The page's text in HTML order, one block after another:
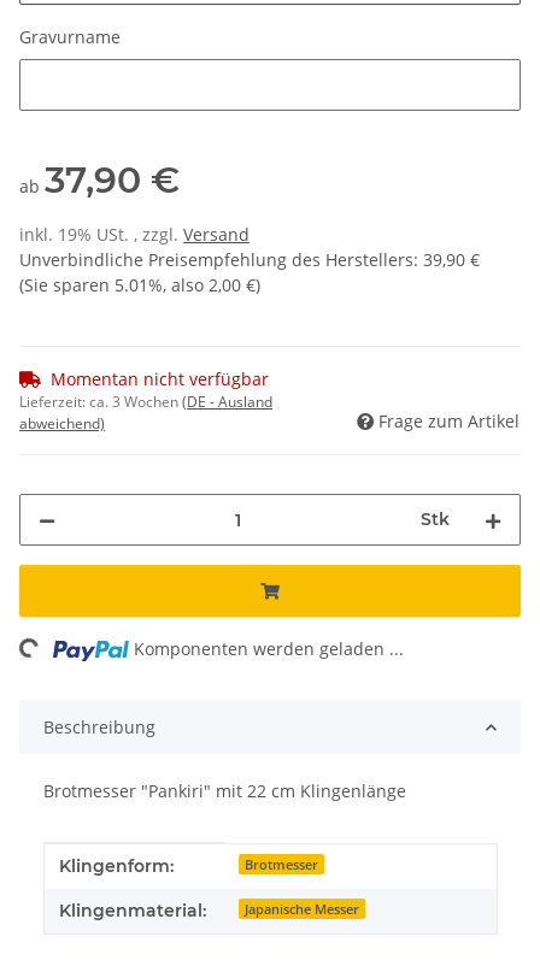
Gravurname
ab 37,90 €
inkl. 19% USt. , zzgl. Versand
Unverbindliche Preisempfehlung des Herstellers: 39,90 €
(Sie sparen 5.01%, also 2,00 €)
Momentan nicht verfügbar
Lieferzeit:ca. 3 Wochen(DE - Ausland
abweichend)
Frage zum Artikel
Stk
Komponenten werden geladen ...
Beschreibung
Brotmesser "Pankiri" mit 22 cm Klingenlänge
Produkteigenschaft
Wert
Klingenform: Brotmesser
Klingenmaterial: Japanische Messer